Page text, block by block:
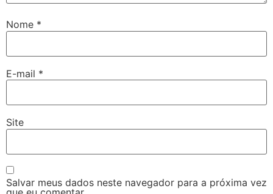
Nome *
E-mail *
Site
Salvar meus dados neste navegador para a próxima vez